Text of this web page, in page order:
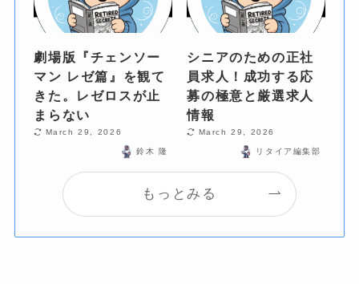
劇場版『チェンソー
マン レゼ篇』を観て
きた。レゼロスが止
まらない
March 29, 2026
鈴木 隆
シニアのための正社
員求人！成功する応
募の極意と厳選求人
情報
March 29, 2026
リタイア編集部
もっとみる